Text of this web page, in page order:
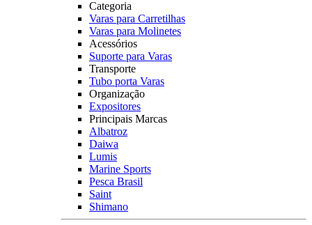
Categoria
Varas para Carretilhas
Varas para Molinetes
Acessórios
Suporte para Varas
Transporte
Tubo porta Varas
Organização
Expositores
Principais Marcas
Albatroz
Daiwa
Lumis
Marine Sports
Pesca Brasil
Saint
Shimano